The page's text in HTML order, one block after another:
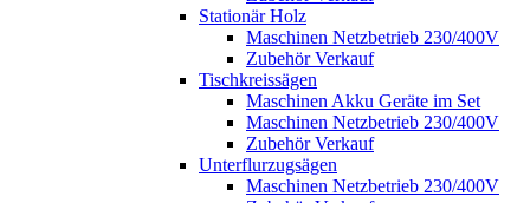
Stationär Holz
Maschinen Netzbetrieb 230/400V
Zubehör Verkauf
Tischkreissägen
Maschinen Akku Geräte im Set
Maschinen Netzbetrieb 230/400V
Zubehör Verkauf
Unterflurzugsägen
Maschinen Netzbetrieb 230/400V